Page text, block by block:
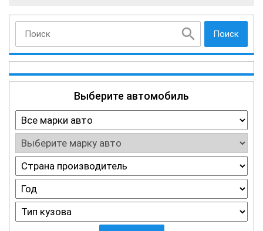
Поиск
Выберите автомобиль